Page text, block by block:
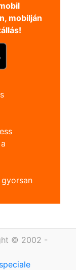
mobilján
© 2002 -